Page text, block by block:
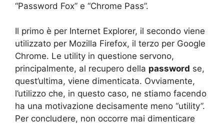
“Password Fox” e “Chrome Pass”.
Il primo è per Internet Explorer, il secondo viene
utilizzato per Mozilla Firefox, il terzo per Google
Chrome. Le utility in questione servono,
principalmente, al recupero della password se,
quest’ultima, viene dimenticata. Ovviamente,
l’utilizzo che, in questo caso, ne stiamo facendo
ha una motivazione decisamente meno “utility”.
Per concludere, non occorre mai dimenticare